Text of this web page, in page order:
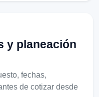
y planeación
fechas,
de cotizar desde